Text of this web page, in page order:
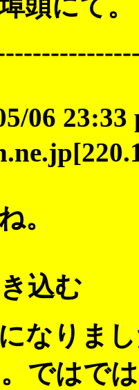
06
。
込む
なりま
ではでは